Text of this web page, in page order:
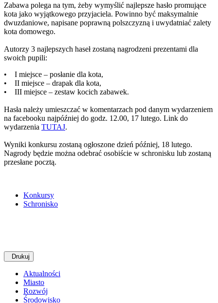
Zabawa polega na tym, żeby wymyślić najlepsze hasło promujące
kota jako wyjątkowego przyjaciela. Powinno być maksymalnie
dwuzdaniowe, napisane poprawną polszczyzną i uwydatniać zalety
kota domowego.
Autorzy 3 najlepszych haseł zostaną nagrodzeni prezentami dla
swoich pupili:
• I miejsce – posłanie dla kota,
• II miejsce – drapak dla kota,
• III miejsce – zestaw kocich zabawek.
Hasła należy umieszczać w komentarzach pod danym wydarzeniem
na facebooku najpóźniej do godz. 12.00, 17 lutego. Link do
wydarzenia TUTAJ.
Wyniki konkursu zostaną ogłoszone dzień później, 18 lutego.
Nagrody będzie można odebrać osobiście w schronisku lub zostaną
przesłane pocztą.
Konkursy
Schronisko
Drukuj
Aktualności
Miasto
Rozwój
Środowisko